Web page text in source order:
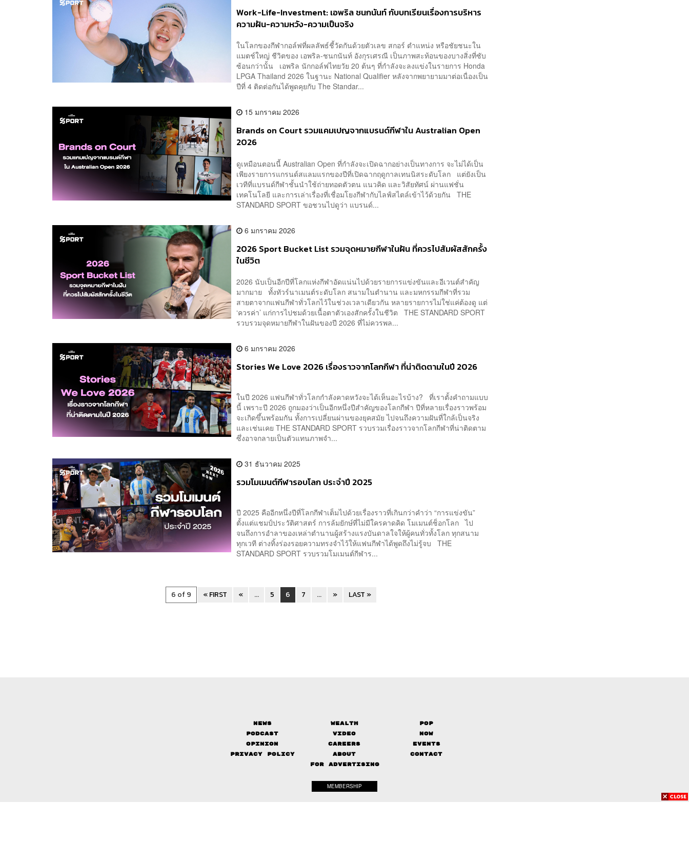
Work-Life-Investment: เอพริล ชนกนันท์ กับบทเรียนเรื่องการบริหาร
ความฝัน-ความหวัง-ความเป็นจริง
ในโลกของกีฬากอล์ฟที่ผลลัพธ์ชี้วัดกันด้วยตัวเลข สกอร์ ตำแหน่ง หรือชัยชนะใน
แมตช์ใหญ่ ชีวิตของ เอพริล-ชนกนันท์ อังกุรเศรณี เป็นภาพสะท้อนของบางสิ่งที่ซับ
ซ้อนกว่านั้น เอพริล นักกอล์ฟไทยวัย 20 ต้นๆ ที่กำลังจะลงแข่งในรายการ Honda
LPGA Thailand 2026 ในฐานะ National Qualifier หลังจากพยายามมาต่อเนื่องเป็น
ปีที่ 4 ติดต่อกันได้พูดคุยกับ The Standar...
15 มกราคม 2026
Brands on Court รวมแคมเปญจากแบรนด์กีฬาใน Australian Open
2026
ดูเหมือนตอนนี้ Australian Open ที่กำลังจะเปิดฉากอย่างเป็นทางการ จะไม่ได้เป็น
เพียงรายการแกรนด์สแลมแรกของปีที่เปิดฉากฤดูกาลเทนนิสระดับโลก แต่ยังเป็น
เวทีที่แบรนด์กีฬาชั้นนำใช้ถ่ายทอดตัวตน แนวคิด และวิสัยทัศน์ ผ่านแฟชั่น
เทคโนโลยี และการเล่าเรื่องที่เชื่อมโยงกีฬากับไลฟ์สไตล์เข้าไว้ด้วยกัน THE
STANDARD SPORT ขอชวนไปดูว่า แบรนด์...
6 มกราคม 2026
2026 Sport Bucket List รวมจุดหมายกีฬาในฝัน ที่ควรไปสัมผัสสักครั้ง
ในชีวิต
2026 นับเป็นอีกปีที่โลกแห่งกีฬาอัดแน่นไปด้วยรายการแข่งขันและอีเวนต์สำคัญ
มากมาย ทั้งทัวร์นาเมนต์ระดับโลก สนามในตำนาน และมหกรรมกีฬาที่รวม
สายตาจากแฟนกีฬาทั่วโลกไว้ในช่วงเวลาเดียวกัน หลายรายการไม่ใช่แค่ต้องดู แต่
‘ควรค่า’ แก่การไปชมด้วยเนื้อตาตัวเองสักครั้งในชีวิต THE STANDARD SPORT
รวบรวมจุดหมายกีฬาในฝันของปี 2026 ที่ไม่ควรพล...
6 มกราคม 2026
Stories We Love 2026 เรื่องราวจากโลกกีฬา ที่น่าติดตามในปี 2026
ในปี 2026 แฟนกีฬาทั่วโลกกำลังคาดหวังจะได้เห็นอะไรบ้าง? ที่เราตั้งคำถามแบบ
นี้ เพราะปี 2026 ถูกมองว่าเป็นอีกหนึ่งปีสำคัญของโลกกีฬา ปีที่หลายเรื่องราวพร้อม
จะเกิดขึ้นพร้อมกัน ทั้งการเปลี่ยนผ่านของยุคสมัย ไปจนถึงความฝันที่ใกล้เป็นจริง
และเช่นเคย THE STANDARD SPORT รวบรวมเรื่องราวจากโลกกีฬาที่น่าติดตาม
ซึ่งอาจกลายเป็นตัวแทนภาพจำ...
31 ธันวาคม 2025
รวมโมเมนต์กีฬารอบโลก ประจำปี 2025
ปี 2025 คืออีกหนึ่งปีที่โลกกีฬาเต็มไปด้วยเรื่องราวที่เกินกว่าคำว่า “การแข่งขัน”
ตั้งแต่แชมป์ประวัติศาสตร์ การล้มยักษ์ที่ไม่มีใครคาดคิด โมเมนต์ช็อกโลก ไป
จนถึงการอำลาของเหล่าตำนานผู้สร้างแรงบันดาลใจให้ผู้คนทั่วทั้งโลก ทุกสนาม
ทุกเวที ต่างทิ้งร่องรอยความทรงจำไว้ให้แฟนกีฬาได้พูดถึงไม่รู้จบ THE
STANDARD SPORT รวบรวมโมเมนต์กีฬาร...
6 of 9 « FIRST « ... 5 6 7 ... » LAST »
News Wealth
Pop
Podcast
Video
Now
Opinion
Careers
Events
Privacy Policy
About
Contact
FOR ADVERTISING
MEMBERSHIP